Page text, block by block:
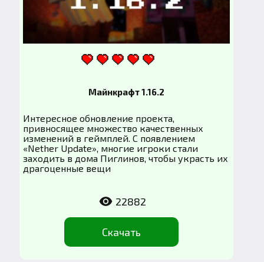
Майнкрафт 1.16.2
Интересное обновление проекта,
привносящее множество качественных
изменений в геймплей. С появлением
«Nether Update», многие игроки стали
заходить в дома Пиглинов, чтобы украсть их
драгоценные вещи
Скачать
22882